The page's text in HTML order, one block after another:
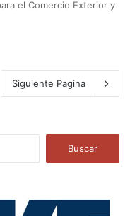
el Comercio Exterior y
Siguiente Pagina
a